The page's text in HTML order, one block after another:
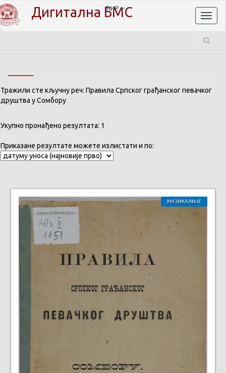
Дигитална БМС
ЋИР
Тражили сте кључну реч: Правила Српског грађанског певачког
друштва у Сомбору
Укупно пронађено резултата: 1
Приказане резултате можете излистати и по:
МУЗИКАЛИЈЕ